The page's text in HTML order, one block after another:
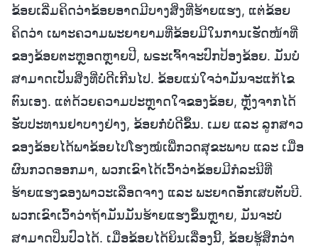
ຂ້ອຍເລີ່ມຄິດວ່າຂ້ອຍອາດມີບາງສິ່ງທີ່ຮ້າຍແຮງ, ແຕ່ຂ້ອຍ
ຄິດວ່າ ເພາະຄວາມພະຍາຍາມທີ່ຂ້ອຍມີໃນການເຮັດໜ້າທີ່
ຂອງຂ້ອຍຕະຫຼອດຫຼາຍປີ, ພຣະເຈົ້າຈະປົກປ້ອງຂ້ອຍ. ມັນບໍ່
ສາມາດເປັນສິ່ງທີ່ບໍ່ດີເກີນໄປ. ຂ້ອຍແນ່ໃຈວ່າມັນຈະແກ້ໄຂ
ຕົນເອງ. ແຕ່ດ້ວຍຄວາມປະຫຼາດໃຈຂອງຂ້ອຍ, ຫຼັງຈາກໄດ້
ຮັບປະທານຢາບາງຢ່າງ, ຂ້ອຍກໍ່ບໍ່ດີຂຶ້ນ. ເມຍ ແລະ ລູກສາວ
ຂອງຂ້ອຍໄດ້ພາຂ້ອຍໄປໂຮງໝໍເພື່ກວດສຸຂະພາບ ແລະ ເມື່ອ
ຜົນກວດອອກມາ, ພວກເຂົາໄດ້ເວົ້າວ່າຂ້ອຍມີກໍລະນີທີ່
ຮ້າຍແຮງຂອງພາວະເລືອດຈາງ ແລະ ພະຍາດອັກເສບຕັບບີ.
ພວກເຂົາເວົ້າວ່າຖ້າມັນມັນຮ້າຍແຮງຂຶ້ນຫຼາຍ, ມັນຈະບໍ່
ສາມາດປິ່ນປົວໄດ້. ເມື່ອຂ້ອຍໄດ້ຍິນເລື່ອງນີ້, ຂ້ອຍຮູ້ສຶກວ່າ